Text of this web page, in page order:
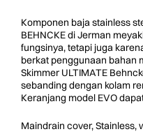
Komponen baja stainless
BEHNCKE di Jerman
fungsinya, tetapi juga
berkat penggunaan bahan
Skimmer ULTIMATE
sebanding dengan kolam
Keranjang model EVO
Maindrain cover, Stainless,